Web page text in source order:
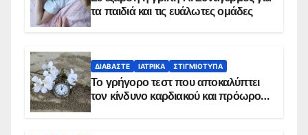
τα παιδιά και τις ευάλωτες ομάδες
ΔΙΑΒΆΣΤΕ ΙΑΤΡΙΚΆ ΣΤΙΓΜΙΌΤΥΠΑ
Το γρήγορο τεστ που αποκαλύπτει
τον κίνδυνο καρδιακού και πρόωρου